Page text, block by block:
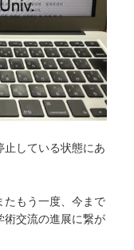
止している状態にあ
たもう一度、今まで
術交流の進展に繋が